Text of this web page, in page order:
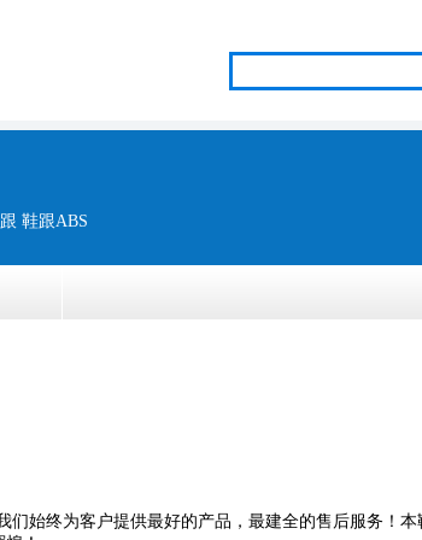
鞋跟ABS
们始终为客户提供最好的产品，最建全的售后服务！